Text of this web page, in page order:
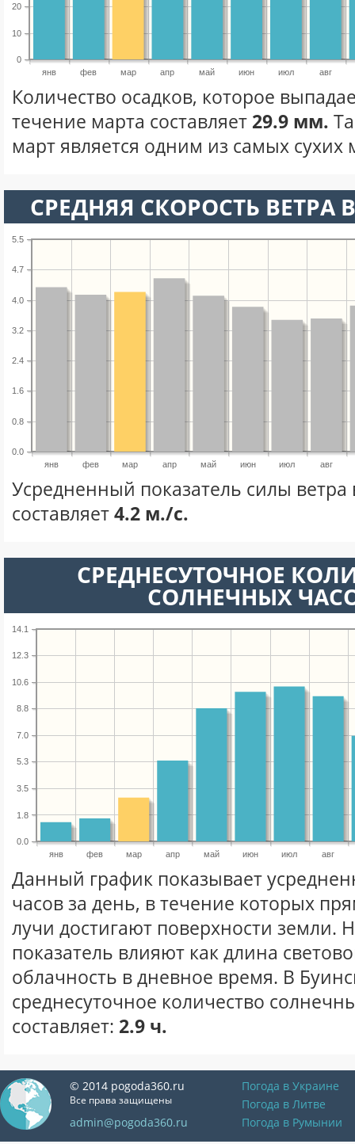
янв фев мар апр май июн июл авг
0
10
20
Количество осадков, которое
течение марта составляет 29.9 мм.
март является одним из самых сухих
СРЕДНЯЯ СКОРОСТЬ ВЕТРА
янв фев мар апр май июн июл авг
0.0
0.8
1.6
2.4
3.2
4.0
4.7
5.5
Усредненный показатель силы ветра
составляет4.2 м./с.
СРЕДНЕСУТОЧНОЕ
СОЛНЕЧНЫХ
янв фев мар апр май июн июл авг
0.0
1.8
3.5
5.3
7.0
8.8
10.6
12.3
14.1
Данный график показывает
часов за день, в течение которых
лучи достигают поверхности земли.
показатель влияют как длина
облачность в дневное время. В
среднесуточное количество
составляет: 2.9 ч.
© 2014 pogoda360.ru
Все права защищены
admin@pogoda360.ru
Погода в Украине
Погода в Литве
Погода в Румынии